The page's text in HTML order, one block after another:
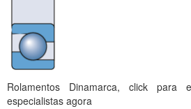
Rolamentos Dinamarca, click para
especialistas agora